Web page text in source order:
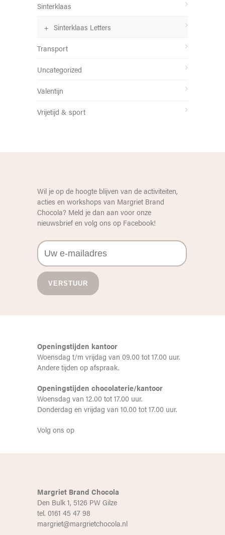
Sinterklaas
Sinterklaas Letters
Transport
Uncategorized
Valentijn
Vrijetijd & sport
Wil je op de hoogte blijven van de activiteiten,
acties en workshops van Margriet Brand
Chocola? Meld je dan aan voor onze
nieuwsbrief en volg ons op Facebook!
Openingstijden kantoor
Woensdag t/m vrijdag van 09.00 tot 17.00 uur.
Andere tijden op afspraak.
Openingstijden chocolaterie/kantoor
Woensdag van 12.00 tot 17.00 uur.
Donderdag en vrijdag van 10.00 tot 17.00 uur.
Volg ons op
Margriet Brand Chocola
Den Bulk 1, 5126 PW Gilze
tel. 0161 45 47 98
margriet@margrietchocola.nl